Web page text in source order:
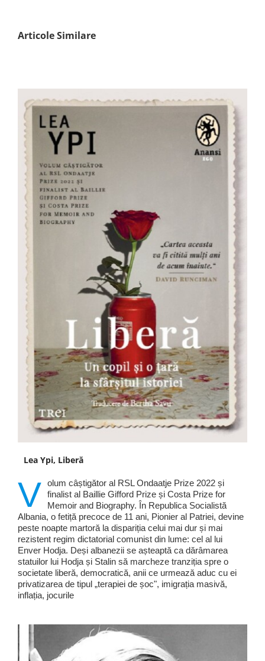
Articole Similare
Lea Ypi, Liberă
V olum câștigător al RSL Ondaatje Prize 2022 și
finalist al Baillie Gifford Prize și Costa Prize for
Memoir and Biography. În Republica Socialistă
Albania, o fetiță precoce de 11 ani, Pionier al Patriei, devine
peste noapte martoră la dispariția celui mai dur și mai
rezistent regim dictatorial comunist din lume: cel al lui
Enver Hodja. Deși albanezii se așteaptă ca dărâmarea
statuilor lui Hodja și Stalin să marcheze tranziția spre o
societate liberă, democratică, anii ce urmează aduc cu ei
privatizarea de tipul „terapiei de șoc", imigrația masivă,
inflația, jocurile